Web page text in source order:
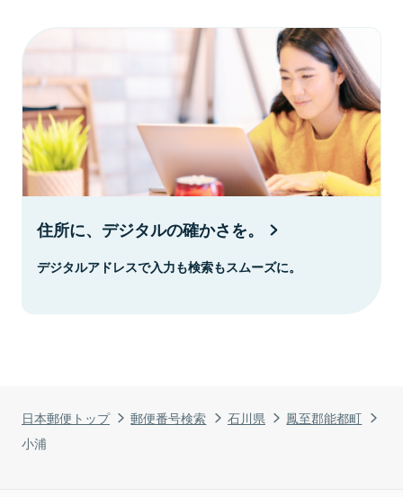
日本郵便トップ 郵便番号検索 石川県
鳳至郡能都町
小浦
住所に、デジタルの確かさを。
デジタルアドレスで入力も検索もスムーズに。